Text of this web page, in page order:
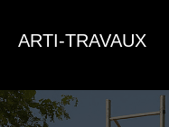
ARTI-TRAVAUX